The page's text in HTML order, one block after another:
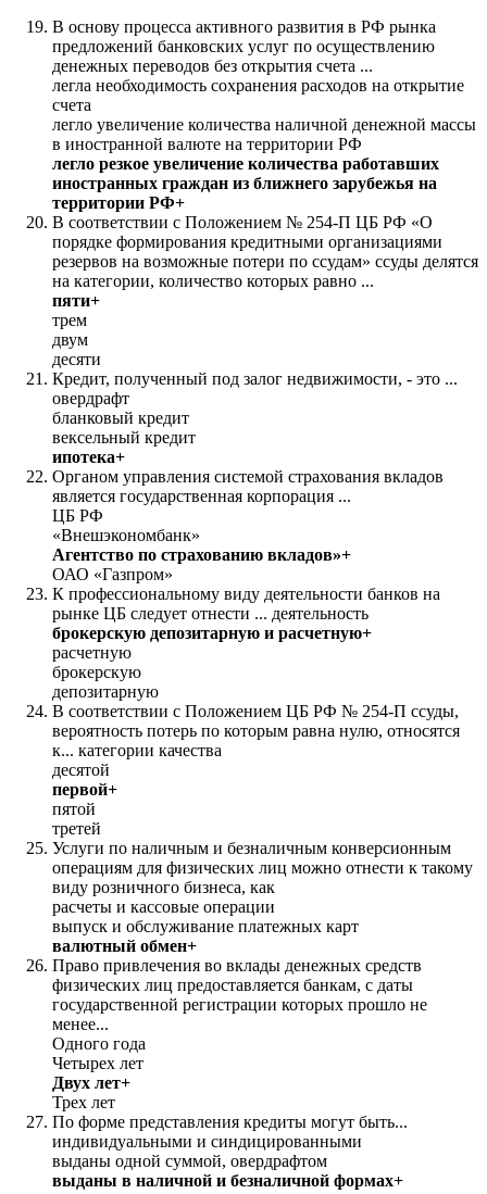
В основу процесса активного развития в РФ рынка
предложений банковских услуг по осуществлению
денежных переводов без открытия счета ...
легла необходимость сохранения расходов на открытие
счета
легло увеличение количества наличной денежной массы
в иностранной валюте на территории РФ
легло резкое увеличение количества работавших
иностранных граждан из ближнего зарубежья на
территории РФ+
В соответствии с Положением № 254-П ЦБ РФ «О
порядке формирования кредитными организациями
резервов на возможные потери по ссудам» ссуды делятся
на категории, количество которых равно ...
пяти+
трем
двум
десяти
Кредит, полученный под залог недвижимости, - это ...
овердрафт
бланковый кредит
вексельный кредит
ипотека+
Органом управления системой страхования вкладов
является государственная корпорация ...
ЦБ РФ
«Внешэкономбанк»
Агентство по страхованию вкладов»+
ОАО «Газпром»
К профессиональному виду деятельности банков на
рынке ЦБ следует отнести ... деятельность
брокерскую депозитарную и расчетную+
расчетную
брокерскую
депозитарную
В соответствии с Положением ЦБ РФ № 254-П ссуды,
вероятность потерь по которым равна нулю, относятся
к... категории качества
десятой
первой+
пятой
третей
Услуги по наличным и безналичным конверсионным
операциям для физических лиц можно отнести к такому
виду розничного бизнеса, как
расчеты и кассовые операции
выпуск и обслуживание платежных карт
валютный обмен+
Право привлечения во вклады денежных средств
физических лиц предоставляется банкам, с даты
государственной регистрации которых прошло не
менее...
Одного года
Четырех лет
Двух лет+
Трех лет
По форме представления кредиты могут быть...
индивидуальными и синдицированными
выданы одной суммой, овердрафтом
выданы в наличной и безналичной формах+